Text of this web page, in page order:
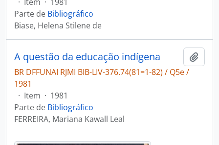
Parte de Bibliográfico
Biase, Helena Stilene de
A questão da educação indígena
BR DFFUNAI RJMI BIB-LIV-376.74(81=1-82) / Q5e /
1981
· Item · 1981
Parte de Bibliográfico
FERREIRA, Mariana Kawall Leal